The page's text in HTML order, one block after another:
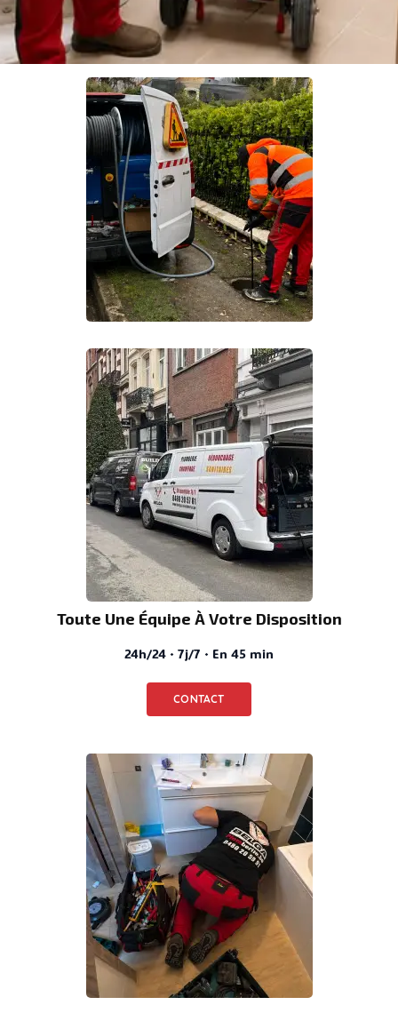
Toute Une Équipe À Votre Disposition
24h/24 · 7j/7 · En 45 min
CONTACT